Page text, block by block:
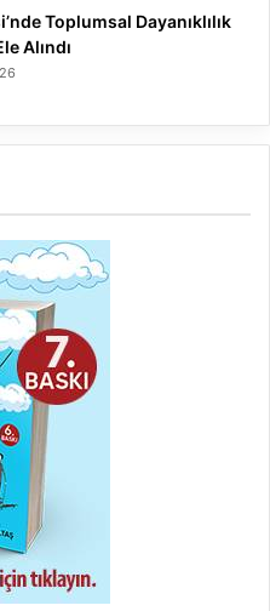
Toplumsal Dayanıklılık
Alındı